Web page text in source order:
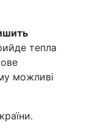
тепла
можливі